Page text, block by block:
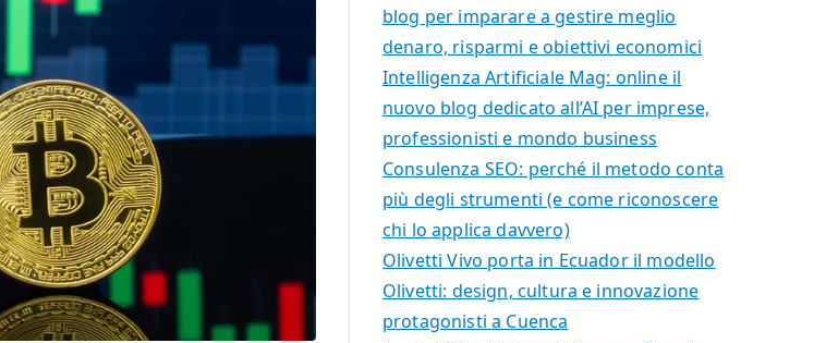
blog per imparare a gestire meglio
denaro, risparmi e obiettivi economici
Intelligenza Artificiale Mag: online il
nuovo blog dedicato all’AI per imprese,
professionisti e mondo business
Consulenza SEO: perché il metodo conta
più degli strumenti (e come riconoscere
chi lo applica davvero)
Olivetti Vivo porta in Ecuador il modello
Olivetti: design, cultura e innovazione
protagonisti a Cuenca